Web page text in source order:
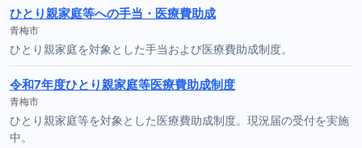
ひとり親家庭等への手当・医療費助成
青梅市
ひとり親家庭を対象とした手当および医療費助成制度。
令和7年度ひとり親家庭等医療費助成制度
青梅市
ひとり親家庭等を対象とした医療費助成制度。現況届の受付を実施
中。